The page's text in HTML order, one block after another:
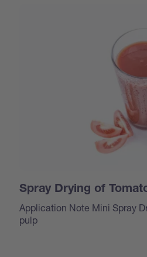
Spray Drying of
Application Note Mini Spray
pulp